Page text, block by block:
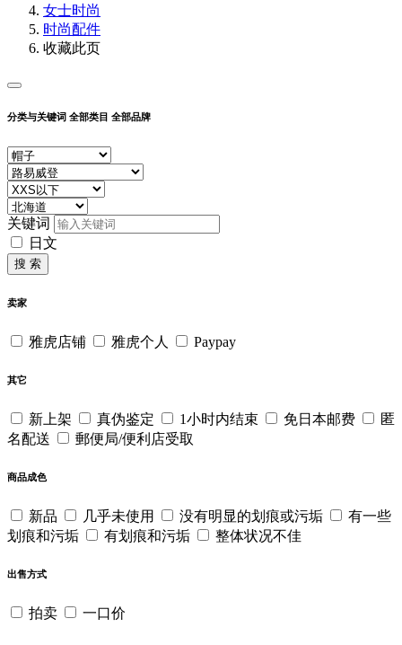
女士时尚
时尚配件
收藏此页
分类与关键词 全部类目 全部品牌
关键词
日文
搜 索
卖家
雅虎店铺 雅虎个人 Paypay
其它
新上架 真伪鉴定 1小时内结束 免日本邮费
匿
名配送
郵便局/便利店受取
商品成色
新品 几乎未使用 没有明显的划痕或污垢
有一些
划痕和污垢
有划痕和污垢 整体状况不佳
出售方式
拍卖 一口价